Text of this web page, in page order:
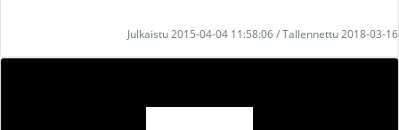
Julkaistu 2015-04-04 11:58:06 / Tallennettu 2018-03-16